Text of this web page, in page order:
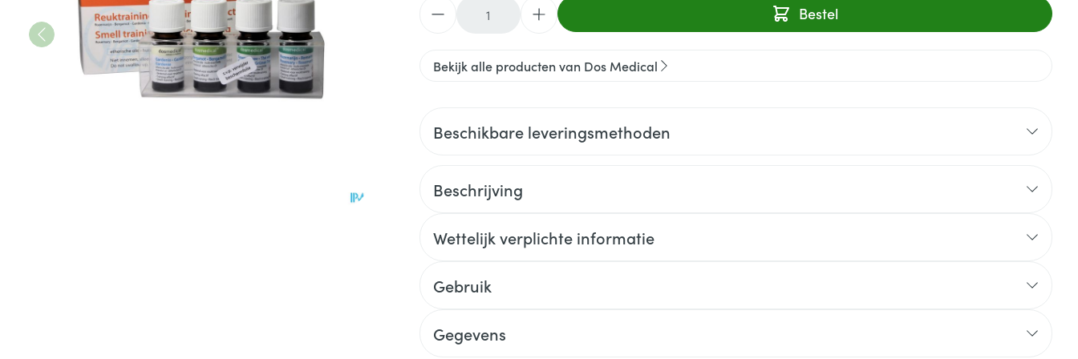
Bestel
Bekijk alle producten van Dos Medical
Beschikbare leveringsmethoden
Beschrijving
Wettelijk verplichte informatie
Gebruik
Gegevens